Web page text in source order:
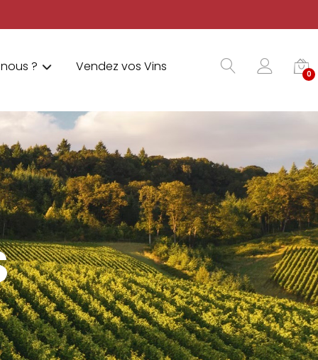
? Vendez vos Vins 0